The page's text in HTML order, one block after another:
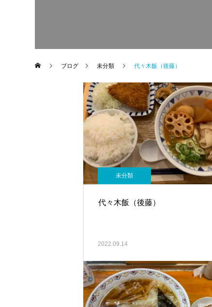
ブログ 未分類 代々木飯（後藤）
未分類
代々木飯（後藤）
2022.09.14